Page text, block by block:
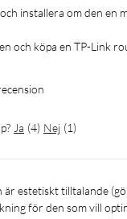
2,4- eller 5 GHz-
för alla anslutna
installera om den en
och köpa en TP-Link
Ja (4) Nej (1)
för den som vill